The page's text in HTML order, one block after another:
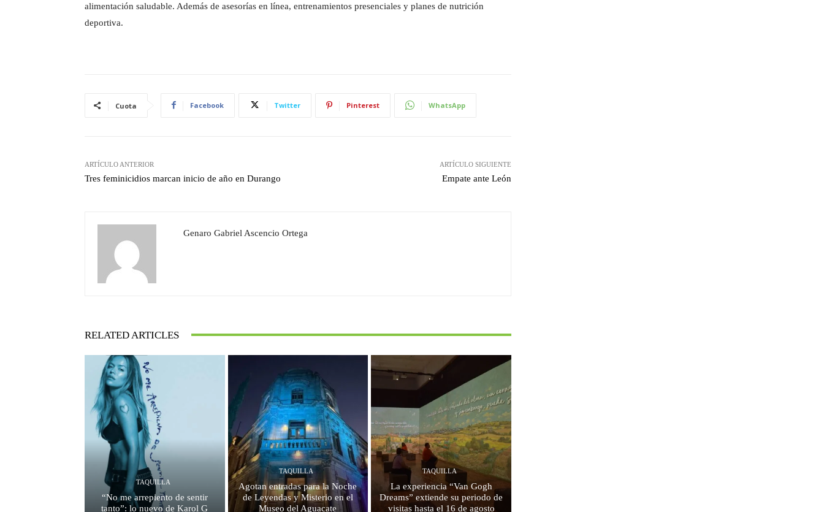
alimentación saludable. Además de asesorías en línea, entrenamientos presenciales y planes de nutrición
deportiva.
Cuota Facebook Twitter Pinterest WhatsApp
ARTÍCULO ANTERIOR
Tres feminicidios marcan inicio de año en Durango
ARTÍCULO SIGUIENTE
Empate ante León
Genaro Gabriel Ascencio Ortega
RELATED ARTICLES
TAQUILLA
“No me arrepiento de sentir
tanto”: lo nuevo de Karol G
TAQUILLA
Agotan entradas para la Noche
de Leyendas y Misterio en el
Museo del Aguacate
TAQUILLA
La experiencia “Van Gogh
Dreams” extiende su periodo de
visitas hasta el 16 de agosto